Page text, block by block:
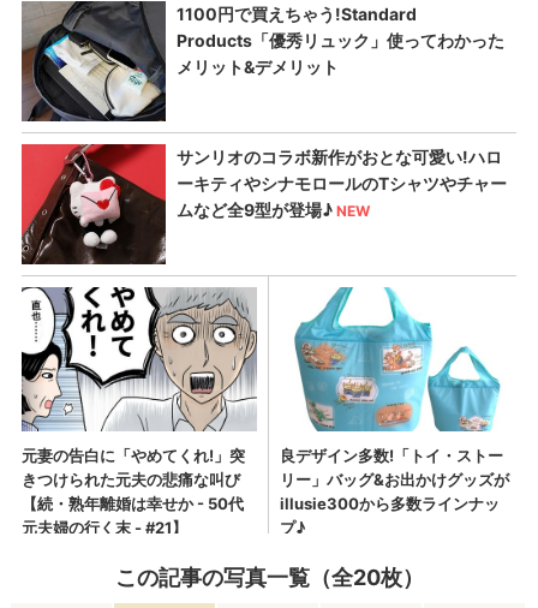
この記事の写真一覧（全20枚）